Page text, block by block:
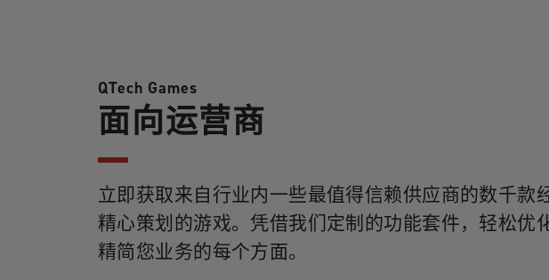
QTech Games
面向运营商
立即获取来自行业内一些最值得信赖供应商的数千款
精心策划的游戏。凭借我们定制的功能套件，轻松优
精简您业务的每个方面。